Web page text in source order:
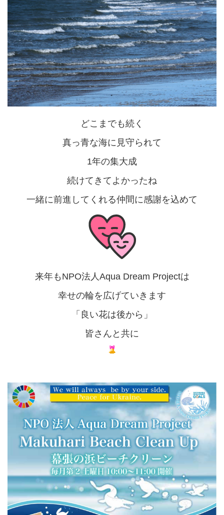
どこまでも続く
真っ青な海に見守られて
1年の集大成
続けてきてよかったね
一緒に前進してくれる仲間に感謝を込めて
来年もNPO法人Aqua Dream Projectは
幸せの輪を広げていきます
「良い花は後から」
皆さんと共に